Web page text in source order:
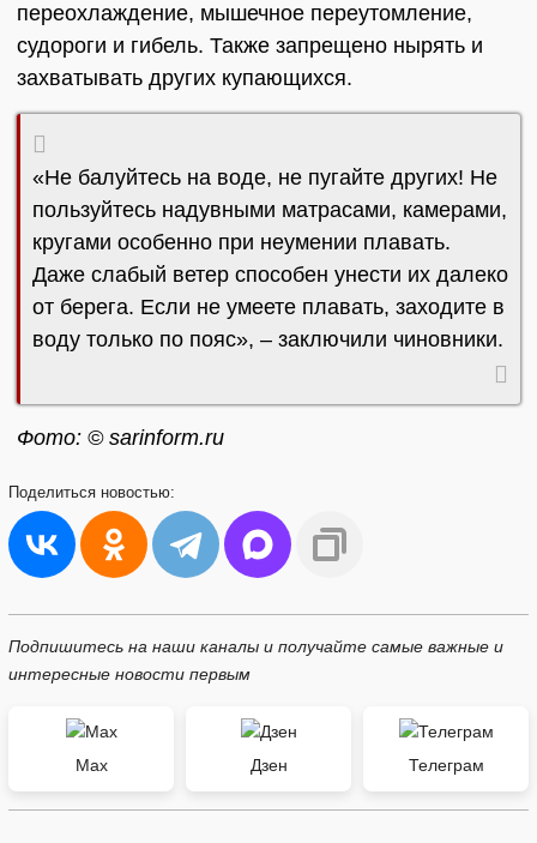
переохлаждение, мышечное переутомление,
судороги и гибель. Также запрещено нырять и
захватывать других купающихся.
«Не балуйтесь на воде, не пугайте других! Не
пользуйтесь надувными матрасами, камерами,
кругами особенно при неумении плавать.
Даже слабый ветер способен унести их далеко
от берега. Если не умеете плавать, заходите в
воду только по пояс», – заключили чиновники.
Фото: © sarinform.ru
Поделиться новостью:
Подпишитесь на наши каналы и получайте самые важные и
интересные новости первым
Max Дзен Телеграм